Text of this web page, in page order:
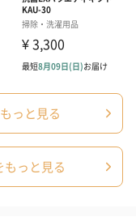
264mm
っと見る
っと見る